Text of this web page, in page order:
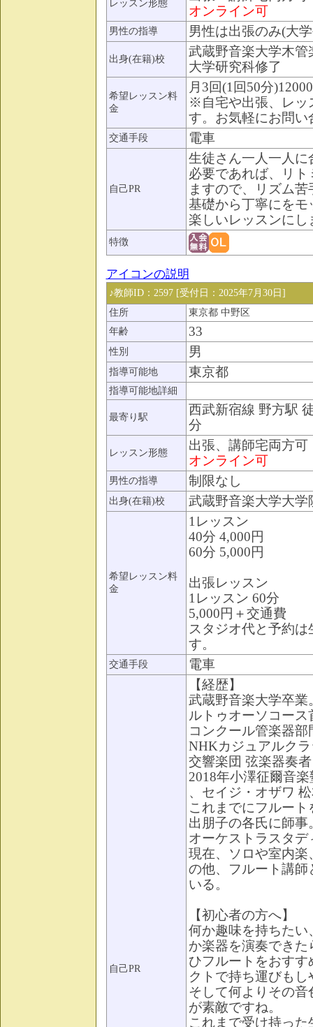
レッスン形態
オンライン可
男性の指導 男性は出張のみ(大
出身(在籍)校
武蔵野音楽大学木
大学研究科修了
希望レッスン料
金
月3回(1回50分
※自宅や出張、レッ
す。お気軽にお問い
交通手段 電車
自己PR
生徒さん一人一人
必要であれば、リ
ますので、リズム
基礎から丁寧にをモ
楽しいレッスンにし
特徴
アイコンの説明
♪教師ID：2597 [受付日：2025年7月30日]
住所
東京都 中野区
年齢
33
性別 男
指導可能地 東京都
指導可能地詳細
最寄り駅
西武新宿線 野方駅
分
レッスン形態
出張、講師宅両方可
オンライン可
男性の指導 制限なし
出身(在籍)校 武蔵野音楽大学大学
希望レッスン料
金
1レッスン
40分 4,000円
60分 5,000円
出張レッスン
1レッスン 60分
5,000円＋交通費
スタジオ代と予約
す。
交通手段 電車
自己PR
【経歴】
武蔵野音楽大学卒
ルトゥオーソコー
コンクール管楽器
NHKカジュアルク
交響楽団 弦楽器奏
2018年小澤征爾音
、セイジ・オザワ
これまでにフルー
出朋子の各氏に師
オーケストラスタ
現在、ソロや室内
の他、フルート講
いる。
【初心者の方へ】
何か趣味を持ちた
か楽器を演奏でき
ひフルートをおす
クトで持ち運びも
そして何よりその
が素敵ですね。
これまで受け持っ